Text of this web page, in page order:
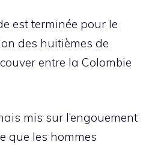
est terminée pour le
des huitièmes de
entre la Colombie
mis sur l’engouement
que les hommes